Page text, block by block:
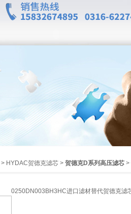
> HYDAC贺德克滤芯 > 贺德克D系列高压滤芯 >
0250DN003BH3HC进口滤材替代贺德克滤